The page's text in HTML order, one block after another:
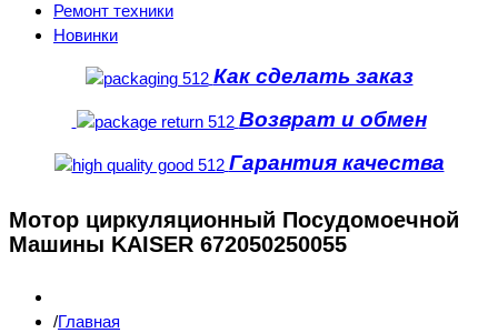
Ремонт техники
Новинки
Как сделать заказ
Возврат и обмен
Гарантия качества
Мотор циркуляционный Посудомоечной
Машины KAISER 672050250055
Главная